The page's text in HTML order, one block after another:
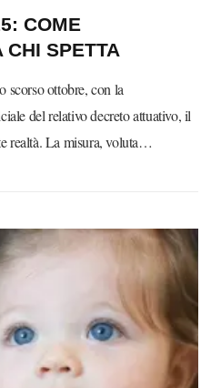
COME
CHI SPETTA
scorso ottobre, con la
del relativo decreto attuativo, il
realtà. La misura, voluta…